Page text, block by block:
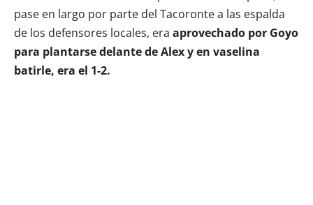
pase en largo por parte del Tacoronte a las espalda
de los defensores locales, era aprovechado por Goyo
para plantarse delante de Alex y en vaselina
batirle, era el 1-2.